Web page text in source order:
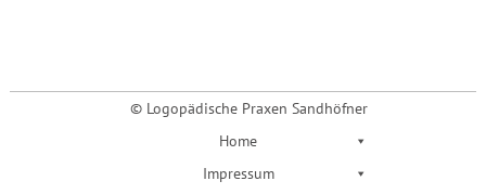
© Logopädische Praxen Sandhöfner
Home
Impressum